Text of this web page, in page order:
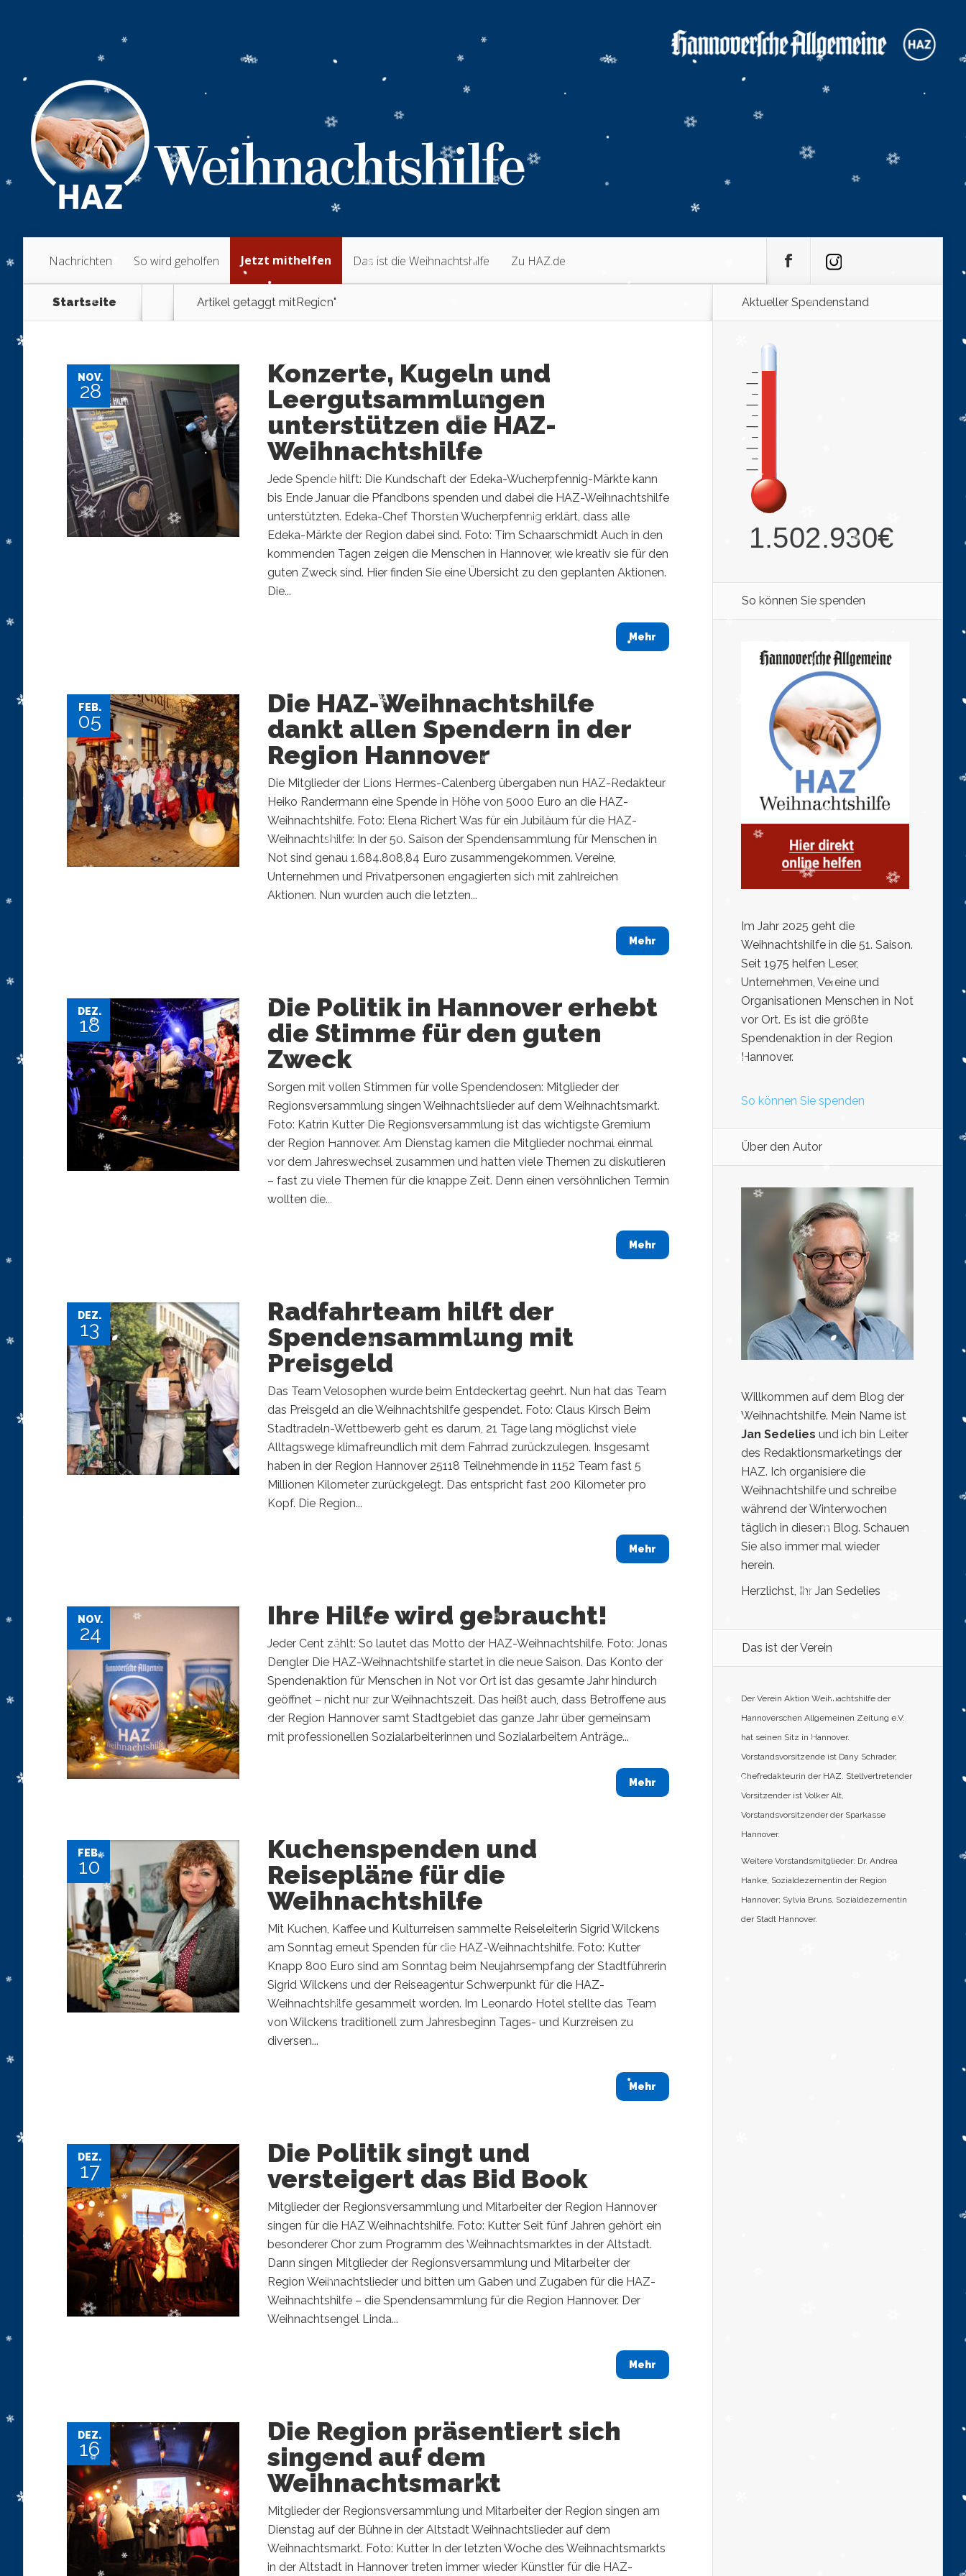
Nachrichten So wird geholfen Jetzt mithelfen Das ist die Weihnachtshilfe Zu HAZ.de
Startseite Artikel getaggt mitRegion"
NOV.
28
Konzerte, Kugeln und
Leergutsammlungen
unterstützen die HAZ-
Weihnachtshilfe
Jede Spende hilft: Die Kundschaft der Edeka-Wucherpfennig-Märkte kann
bis Ende Januar die Pfandbons spenden und dabei die HAZ-Weihnachtshilfe
unterstützten. Edeka-Chef Thorsten Wucherpfennig erklärt, dass alle
Edeka-Märkte der Region dabei sind. Foto: Tim Schaarschmidt Auch in den
kommenden Tagen zeigen die Menschen in Hannover, wie kreativ sie für den
guten Zweck sind. Hier finden Sie eine Übersicht zu den geplanten Aktionen.
Die...
Mehr
FEB.
05
Die HAZ-Weihnachtshilfe
dankt allen Spendern in der
Region Hannover
Die Mitglieder der Lions Hermes-Calenberg übergaben nun HAZ-Redakteur
Heiko Randermann eine Spende in Höhe von 5000 Euro an die HAZ-
Weihnachtshilfe. Foto: Elena Richert Was für ein Jubiläum für die HAZ-
Weihnachtshilfe: In der 50. Saison der Spendensammlung für Menschen in
Not sind genau 1.684.808,84 Euro zusammengekommen. Vereine,
Unternehmen und Privatpersonen engagierten sich mit zahlreichen
Aktionen. Nun wurden auch die letzten...
Mehr
DEZ.
18
Die Politik in Hannover erhebt
die Stimme für den guten
Zweck
Sorgen mit vollen Stimmen für volle Spendendosen: Mitglieder der
Regionsversammlung singen Weihnachtslieder auf dem Weihnachtsmarkt.
Foto: Katrin Kutter Die Regionsversammlung ist das wichtigste Gremium
der Region Hannover. Am Dienstag kamen die Mitglieder nochmal einmal
vor dem Jahreswechsel zusammen und hatten viele Themen zu diskutieren
– fast zu viele Themen für die knappe Zeit. Denn einen versöhnlichen Termin
wollten die...
Mehr
DEZ.
13
Radfahrteam hilft der
Spendensammlung mit
Preisgeld
Das Team Velosophen wurde beim Entdeckertag geehrt. Nun hat das Team
das Preisgeld an die Weihnachtshilfe gespendet. Foto: Claus Kirsch Beim
Stadtradeln-Wettbewerb geht es darum, 21 Tage lang möglichst viele
Alltagswege klimafreundlich mit dem Fahrrad zurückzulegen. Insgesamt
haben in der Region Hannover 25118 Teilnehmende in 1152 Team fast 5
Millionen Kilometer zurückgelegt. Das entspricht fast 200 Kilometer pro
Kopf. Die Region...
Mehr
NOV.
24
Ihre Hilfe wird gebraucht!
Jeder Cent zählt: So lautet das Motto der HAZ-Weihnachtshilfe. Foto: Jonas
Dengler Die HAZ-Weihnachtshilfe startet in die neue Saison. Das Konto der
Spendenaktion für Menschen in Not vor Ort ist das gesamte Jahr hindurch
geöffnet – nicht nur zur Weihnachtszeit. Das heißt auch, dass Betroffene aus
der Region Hannover samt Stadtgebiet das ganze Jahr über gemeinsam
mit professionellen Sozialarbeiterinnen und Sozialarbeitern Anträge...
Mehr
FEB.
10
Kuchenspenden und
Reisepläne für die
Weihnachtshilfe
Mit Kuchen, Kaffee und Kulturreisen sammelte Reiseleiterin Sigrid Wilckens
am Sonntag erneut Spenden für die HAZ-Weihnachtshilfe. Foto: Kutter
Knapp 800 Euro sind am Sonntag beim Neujahrsempfang der Stadtführerin
Sigrid Wilckens und der Reiseagentur Schwerpunkt für die HAZ-
Weihnachtshilfe gesammelt worden. Im Leonardo Hotel stellte das Team
von Wilckens traditionell zum Jahresbeginn Tages- und Kurzreisen zu
diversen...
Mehr
DEZ.
17
Die Politik singt und
versteigert das Bid Book
Mitglieder der Regionsversammlung und Mitarbeiter der Region Hannover
singen für die HAZ Weihnachtshilfe. Foto: Kutter Seit fünf Jahren gehört ein
besonderer Chor zum Programm des Weihnachtsmarktes in der Altstadt.
Dann singen Mitglieder der Regionsversammlung und Mitarbeiter der
Region Weihnachtslieder und bitten um Gaben und Zugaben für die HAZ-
Weihnachtshilfe – die Spendensammlung für die Region Hannover. Der
Weihnachtsengel Linda...
Mehr
DEZ.
16
Die Region präsentiert sich
singend auf dem
Weihnachtsmarkt
Mitglieder der Regionsversammlung und Mitarbeiter der Region singen am
Dienstag auf der Bühne in der Altstadt Weihnachtslieder auf dem
Weihnachtsmarkt. Foto: Kutter In der letzten Woche des Weihnachtsmarkts
in der Altstadt in Hannover treten immer wieder Künstler für die HAZ-
Aktueller Spendenstand
So können Sie spenden
Im Jahr 2025 geht die
Weihnachtshilfe in die 51. Saison.
Seit 1975 helfen Leser,
Unternehmen, Vereine und
Organisationen Menschen in Not
vor Ort. Es ist die größte
Spendenaktion in der Region
Hannover.
So können Sie spenden
Über den Autor
Willkommen auf dem Blog der
Weihnachtshilfe. Mein Name ist
Jan Sedelies und ich bin Leiter
des Redaktionsmarketings der
HAZ. Ich organisiere die
Weihnachtshilfe und schreibe
während der Winterwochen
täglich in diesem Blog. Schauen
Sie also immer mal wieder
herein.
Herzlichst, Ihr Jan Sedelies
Das ist der Verein
Der Verein Aktion Weihnachtshilfe der
Hannoverschen Allgemeinen Zeitung e.V.
hat seinen Sitz in Hannover.
Vorstandsvorsitzende ist Dany Schrader,
Chefredakteurin der HAZ. Stellvertretender
Vorsitzender ist Volker Alt,
Vorstandsvorsitzender der Sparkasse
Hannover.
Weitere Vorstandsmitglieder: Dr. Andrea
Hanke, Sozialdezernentin der Region
Hannover; Sylvia Bruns, Sozialdezernentin
der Stadt Hannover.